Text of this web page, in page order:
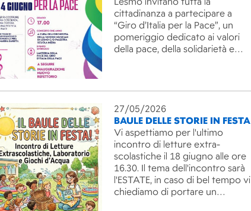
cittadinanza a partecipare a
“Giro d’Italia per la Pace”, un
pomeriggio dedicato ai valori
della pace, della solidarietà e…
27/05/2026
BAULE DELLE STORIE IN FESTA
Vi aspettiamo per l'ultimo
incontro di letture extra-
scolastiche il 18 giugno alle ore
16.30. Il tema dell'incontro sarà
l'ESTATE, in caso di bel tempo vi
chiediamo di portare un…